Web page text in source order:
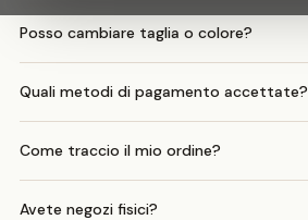
Posso cambiare taglia o colore?
Quali metodi di pagamento accettate?
Come traccio il mio ordine?
Avete negozi fisici?